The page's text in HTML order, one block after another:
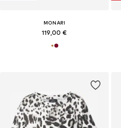
MONARI
119,00 €